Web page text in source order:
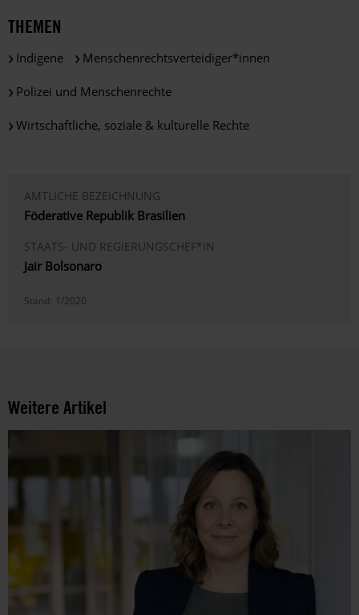
THEMEN
Indigene Menschenrechtsverteidiger*innen
Polizei und Menschenrechte
Wirtschaftliche, soziale & kulturelle Rechte
AMTLICHE BEZEICHNUNG
Föderative Republik Brasilien
STAATS- UND REGIERUNGSCHEF*IN
Jair Bolsonaro
Stand: 1/2020
Weitere Artikel